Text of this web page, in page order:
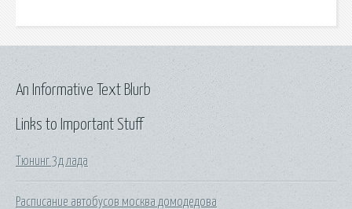
Links to Important Stuff
Тюнинг 3д лада
Расписание автобусов москва домодедова
An Informative Text Blurb